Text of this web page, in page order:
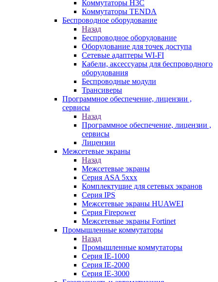
Коммутаторы H3C
Коммутаторы TENDA
Беспроводное оборудование
Назад
Беспроводное оборудование
Оборудование для точек доступа
Сетевые адаптеры WI-FI
Кабели, аксессуары для беспроводного
оборудования
Беспроводные модули
Трансиверы
Программное обеспечение, лицензии ,
сервисы
Назад
Программное обеспечение, лицензии ,
сервисы
Лицензии
Межсетевые экраны
Назад
Межсетевые экраны
Серия ASA 5xxx
Комплектущие для сетевых экранов
Серия IPS
Межсетевые экраны HUAWEI
Серия Firepower
Межсетевые экраны Fortinet
Промышленные коммутаторы
Назад
Промышленные коммутаторы
Серия IE-1000
Серия IE-2000
Серия IE-3000